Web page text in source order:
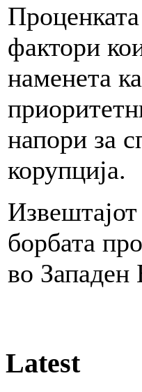
фактори
наменета
напори за
корупција.
борбата
во Западен
Latest